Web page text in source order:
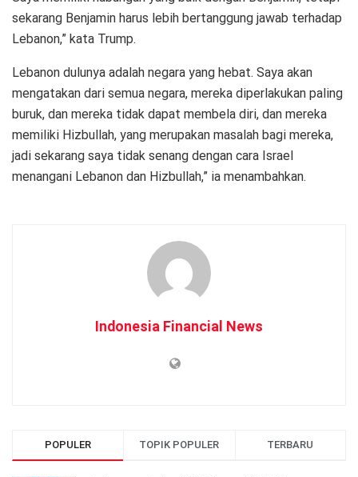
sekarang Benjamin harus lebih bertanggung jawab terhadap
Lebanon,” kata Trump.
Lebanon dulunya adalah negara yang hebat. Saya akan
mengatakan dari semua negara, mereka diperlakukan paling
buruk, dan mereka tidak dapat membela diri, dan mereka
memiliki Hizbullah, yang merupakan masalah bagi mereka,
jadi sekarang saya tidak senang dengan cara Israel
menangani Lebanon dan Hizbullah,” ia menambahkan.
Indonesia Financial News
POPULER TOPIK POPULER TERBARU